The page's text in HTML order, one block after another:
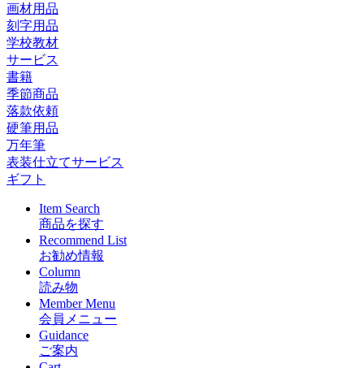
画材用品
刻字用品
学校教材
サービス
書籍
季節商品
落款依頼
硬筆用品
万年筆
表装仕立てサービス
ギフト
Item Search
商品を探す
Recommend List
お勧め情報
Column
読み物
Member Menu
会員メニュー
Guidance
ご案内